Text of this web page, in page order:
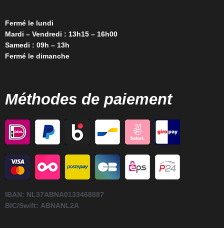
Fermé le lundi
Mardi – Vendredi : 13h15 – 16h00
Samedi : 09h – 13h
Fermé le dimanche
Méthodes de paiement
IBAN: NL37ABNA0133468887
BIC/Swift: ABNANL2A